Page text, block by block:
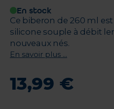
En stock
Ce biberon de 260 ml
silicone souple à débit
nouveaux nés.
En savoir plus ...
13,99 €